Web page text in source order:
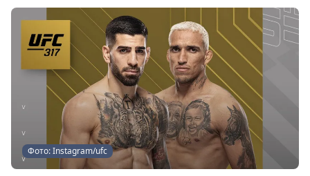
Фото: Instagram/ufc